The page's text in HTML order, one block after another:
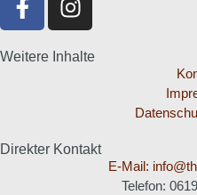
Weitere Inhalte
Direkter Kontakt
E-Mail:
Telefon: